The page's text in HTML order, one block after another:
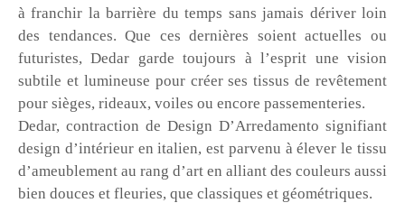
à franchir la barrière du temps sans jamais dériver loin
des tendances. Que ces dernières soient actuelles ou
futuristes, Dedar garde toujours à l’esprit une vision
subtile et lumineuse pour créer ses tissus de revêtement
pour sièges, rideaux, voiles ou encore passementeries.
Dedar, contraction de Design D’Arredamento signifiant
design d’intérieur en italien, est parvenu à élever le tissu
d’ameublement au rang d’art en alliant des couleurs aussi
bien douces et fleuries, que classiques et géométriques.